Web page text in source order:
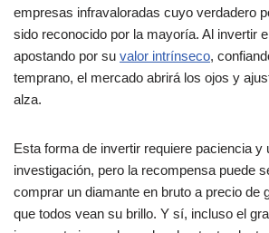
empresas infravaloradas cuyo verdadero
sido reconocido por la mayoría. Al invertir
apostando por su valor intrínseco,
temprano, el mercado abrirá los ojos y
alza.
Esta forma de invertir requiere paciencia y
investigación, pero la recompensa puede
comprar un diamante en bruto a precio de
que todos vean su brillo. Y sí, incluso el